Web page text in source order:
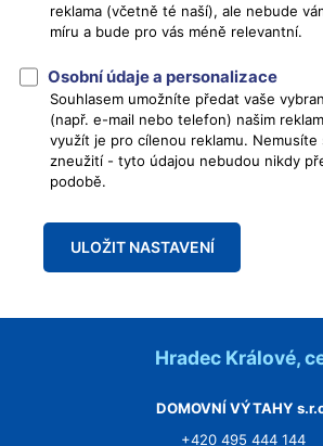
reklama (včetně té naší), ale nebude
míru a bude pro vás méně relevantní.
Osobní údaje a personalizace
Souhlasem umožníte předat vaše
(např. e-mail nebo telefon) našim
využít je pro cílenou reklamu. Nemusíte
zneužití - tyto údajou nebudou nikdy
podobě.
ULOŽIT NASTAVENÍ
Hradec Králové,
DOMOVNÍ VÝTAHY
+420 495 444 144